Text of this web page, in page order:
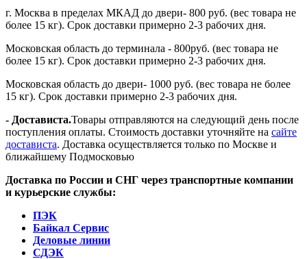
г. Москва в пределах МКАД до двери- 800 руб. (вес товара не
более 15 кг). Срок доставки примерно 2-3 рабочих дня.
Московская область до терминала - 800руб. (вес товара не
более 15 кг). Срок доставки примерно 2-3 рабочих дня.
Московская область до двери- 1000 руб. (вес товара не более
15 кг). Срок доставки примерно 2-3 рабочих дня.
- Достависта.Товары отправляются на следующий день после
поступления оплаты. Стоимость доставки уточняйте на сайте
достависта. Доставка осуществляется только по Москве и
ближайшему Подмосковью
Доставка по России и СНГ через транспортные компании
и курьерские службы:
ПЭК
Байкал Сервис
Деловые линии
СДЭК